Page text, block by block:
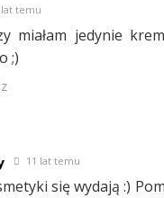
lat temu
miałam jedynie
;)
11 lat temu
się wydają :)